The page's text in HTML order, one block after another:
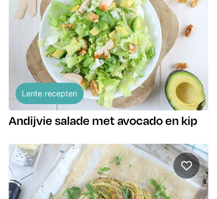
Lente recepten
Andijvie salade met avocado en kip